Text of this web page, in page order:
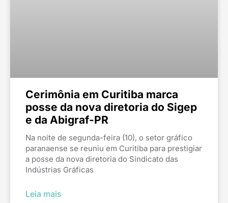
Cerimônia em Curitiba marca
posse da nova diretoria do Sigep
e da Abigraf-PR
Na noite de segunda-feira (10), o setor gráfico
paranaense se reuniu em Curitiba para prestigiar
a posse da nova diretoria do Sindicato das
Indústrias Gráficas
Leia mais